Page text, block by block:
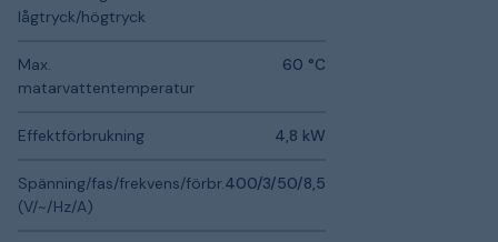
lågtryck/högtryck
Max.
matarvattentemperatur
60 °C
Effektförbrukning 4,8 kW
Spänning/fas/frekvens/förbr.
(V/~/Hz/A)
400/3/50/8,5